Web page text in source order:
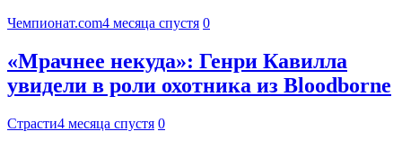
Чемпионат.com4 месяца спустя 0
«Мрачнее некуда»: Генри Кавилла
увидели в роли охотника из Bloodborne
Страсти4 месяца спустя 0